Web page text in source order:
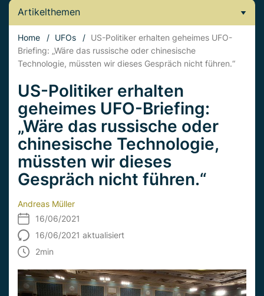
Artikelthemen
Home / UFOs / US-Politiker erhalten geheimes UFO-
Briefing: „Wäre das russische oder chinesische
Technologie, müssten wir dieses Gespräch nicht führen.“
US-Politiker erhalten
geheimes UFO-Briefing:
„Wäre das russische oder
chinesische Technologie,
müssten wir dieses
Gespräch nicht führen.“
Andreas Müller
16/06/2021
16/06/2021 aktualisiert
2min